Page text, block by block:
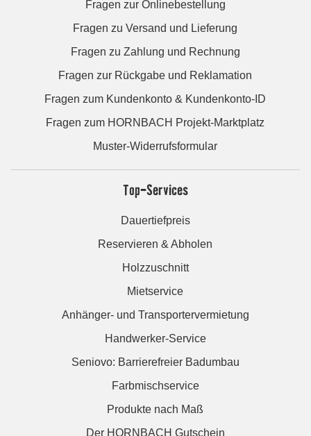
Fragen zur Onlinebestellung
Fragen zu Versand und Lieferung
Fragen zu Zahlung und Rechnung
Fragen zur Rückgabe und Reklamation
Fragen zum Kundenkonto & Kundenkonto-ID
Fragen zum HORNBACH Projekt-Marktplatz
Muster-Widerrufsformular
Top-Services
Dauertiefpreis
Reservieren & Abholen
Holzzuschnitt
Mietservice
Anhänger- und Transportervermietung
Handwerker-Service
Seniovo: Barrierefreier Badumbau
Farbmischservice
Produkte nach Maß
Der HORNBACH Gutschein